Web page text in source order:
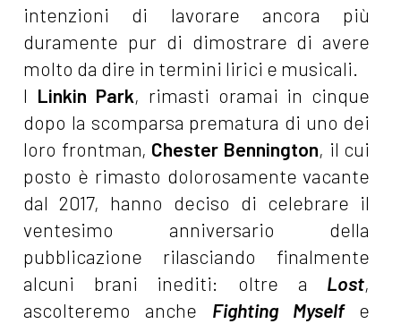
intenzioni di lavorare ancora più
duramente pur di dimostrare di avere
molto da dire in termini lirici e musicali.
I Linkin Park, rimasti oramai in cinque
dopo la scomparsa prematura di uno dei
loro frontman, Chester Bennington, il cui
posto è rimasto dolorosamente vacante
dal 2017, hanno deciso di celebrare il
ventesimo anniversario della
pubblicazione rilasciando finalmente
alcuni brani inediti: oltre a Lost,
ascolteremo anche Fighting Myselfe